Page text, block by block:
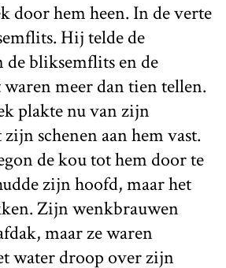
door hem heen. In de verte
Hij telde de
de bliksemflits en de
meer dan tien tellen.
plakte nu van zijn
schenen aan hem vast.
de kou tot hem door te
zijn hoofd, maar het
Zijn wenkbrauwen
maar ze waren
water droop over zijn